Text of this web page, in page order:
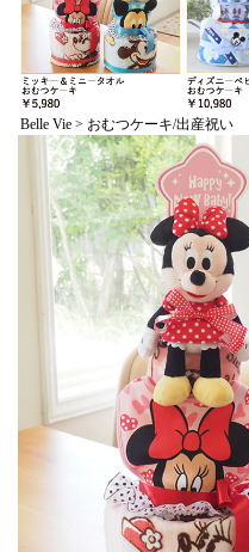
Belle Vie > おむつケーキ/出産祝い